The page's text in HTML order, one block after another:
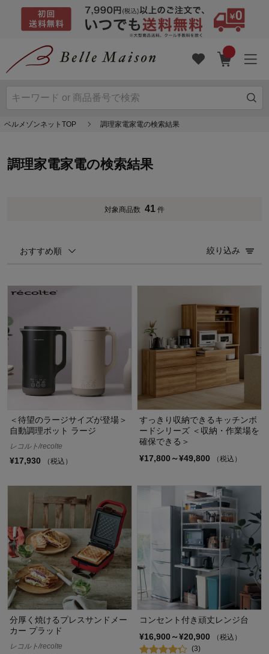
ベルメゾンネットTOP 調理家電家電の検索結果
調理家電家電の検索結果
対象商品数 41 件
おすすめ順 絞り込み
＜待望のラージサイズが登場＞
自動調理ポット ラージ
レコルト/recolte
¥17,930 （税込）
すっきり収納できるキッチンボ
ードシリーズ ＜収納・作業場を
確保できる＞
¥17,800～¥49,800
（税込）
分厚く焼けるプレスサンドメー
カー プラッド
レコルト/recolte
コンセント付き頑丈レンジ台
¥16,900～¥20,900
（税込）
(3)